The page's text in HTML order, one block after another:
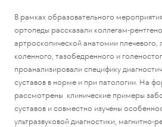
В рамках образовательного
ортопеды рассказали коллегам-
артроскопической анатомии плечевого,
коленного, тазобедренного и
проанализировали специфику
суставов в норме и при патологии. На
рассмотрены клинические примеры
суставов и совместно изучены
ультразвуковой диагностики, магнитно-